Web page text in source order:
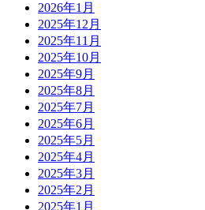
2026年1月
2025年12月
2025年11月
2025年10月
2025年9月
2025年8月
2025年7月
2025年6月
2025年5月
2025年4月
2025年3月
2025年2月
2025年1月